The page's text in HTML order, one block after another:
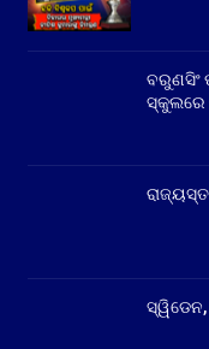
ବରୁଣସିଂ
ସ୍କୁଲରେ
ସ୍ୱିଡେନ,